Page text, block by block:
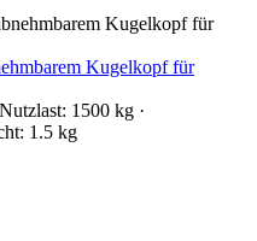
Kugelkopf für
1500 kg ·
1.5 kg